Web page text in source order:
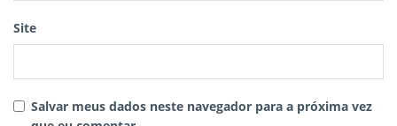
Site
Salvar meus dados neste navegador para a próxima vez